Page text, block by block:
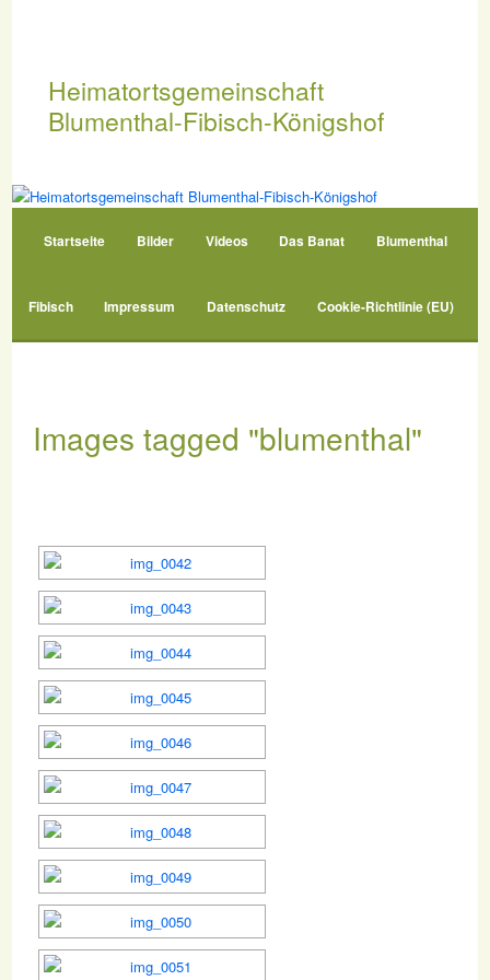
springenHeimatortsgemeinschaft
Blumenthal-Fibisch-Königshof
Startseite Bilder Videos Das Banat Blumenthal
Fibisch Impressum Datenschutz Cookie-Richtlinie (EU)
Images tagged "blumenthal"